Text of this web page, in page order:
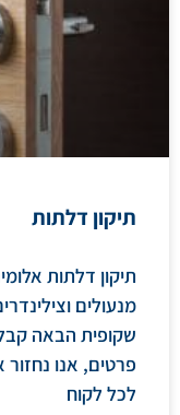
תיקון דלתות
תיקון דלתות
מנעולים
שקופית הבאה
פרטים, אנו
לכל לקוח